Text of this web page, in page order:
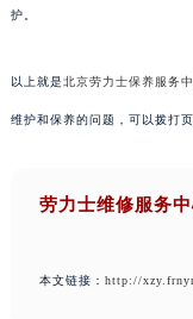
护。
以上就是北京劳力士保养服务
维护和保养的问题，可以拨打
劳力士维修服务
本文链接： http://